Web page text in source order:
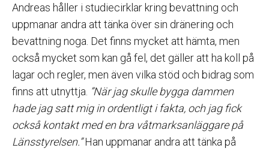
Andreas håller i studiecirklar kring bevattning och
uppmanar andra att tänka över sin dränering och
bevattning noga. Det finns mycket att hämta, men
också mycket som kan gå fel, det gäller att ha koll på
lagar och regler, men även vilka stöd och bidrag som
finns att utnyttja. ”När jag skulle bygga dammen
hade jag satt mig in ordentligt i fakta, och jag fick
också kontakt med en bra våtmarksanläggare på
Länsstyrelsen.”Han uppmanar andra att tänka på